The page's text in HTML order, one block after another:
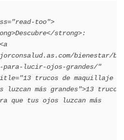
bienestar/be
para-lucir-ojos-grandes/"
trucos de maquillaje
más grandes">13 trucos
que tus ojos luzcan más